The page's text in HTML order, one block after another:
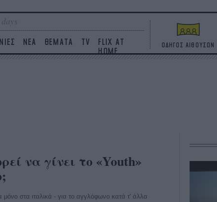
ΝΕΑ ΘΕΜΑΤΑ TV
FLIX AT
HOME
ΟΔΗΓΟΣ ΑΙΘΟΥΣΩΝ
να γίνει το «Youth»
μόνο στα ιταλικά - για το αγγλόφωνο κατά τ' άλλα